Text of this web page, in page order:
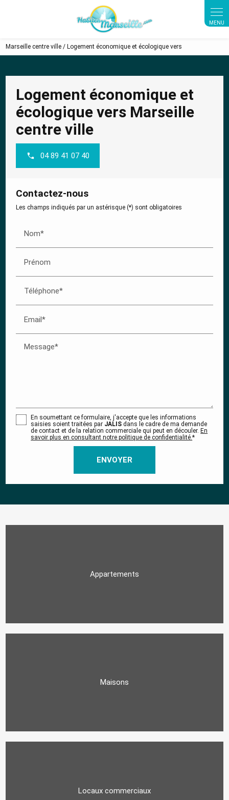
Marseille centre ville / Logement économique et écologique vers
Logement économique et
écologique vers Marseille
centre ville
04 89 41 07 40
Contactez-nous
Les champs indiqués par un astérisque (*) sont obligatoires
Nom*
Prénom
Téléphone*
Email*
Message*
En soumettant ce formulaire, j'accepte que les informations
saisies soient traitées par JALIS dans le cadre de ma demande
de contact et de la relation commerciale qui peut en découler. En
savoir plus en consultant notre politique de confidentialité.*
Appartements
Maisons
Locaux commerciaux